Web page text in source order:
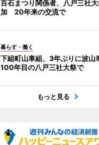
百石まつり関係者、八戸三社
加 20年来の交流で
暮らす・働く
下組町山車組、3年ぶりに波
100年目の八戸三社大祭で
もっと見る